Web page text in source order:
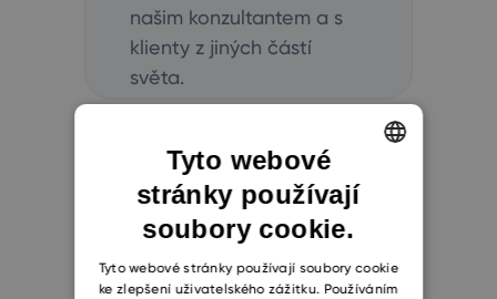
našim konzultantem a s
klienty z jiných částí
světa.
ENGLISH
CZECH
SLOVAK
Tyto webové
stránky používají
soubory cookie.
Tyto webové stránky používají soubory cookie
ke zlepšení uživatelského zážitku. Používáním